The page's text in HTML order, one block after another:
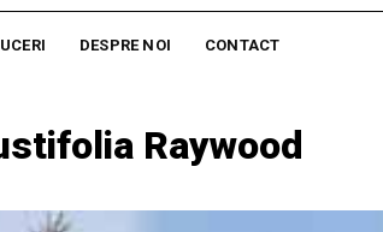
DESPRE NOI CONTACT
Raywood